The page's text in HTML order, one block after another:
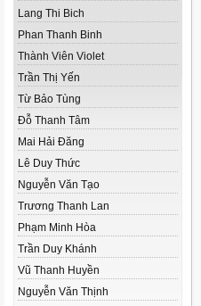
Lang Thi Bich
Phan Thanh Binh
Thành Viên Violet
Trần Thị Yến
Từ Bảo Tùng
Đỗ Thanh Tâm
Mai Hải Đăng
Lê Duy Thức
Nguyễn Văn Tạo
Trương Thanh Lan
Phạm Minh Hòa
Trần Duy Khánh
Vũ Thanh Huyền
Nguyễn Văn Thịnh